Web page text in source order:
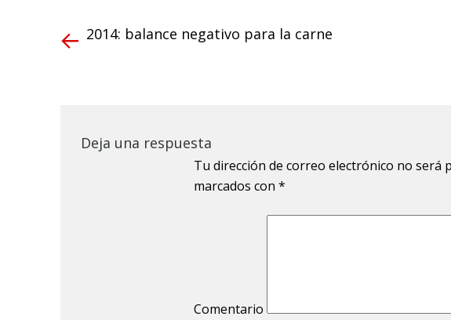
2014: balance negativo para la carne
Deja una respuesta
Tu dirección de correo electrónico no será
marcados con *
Comentario